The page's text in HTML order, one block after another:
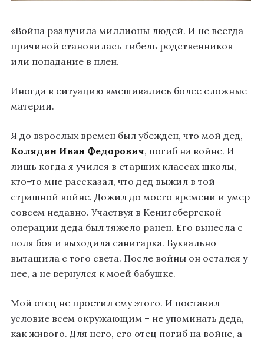
«Война разлучила миллионы людей. И не всегда
причиной становилась гибель родственников
или попадание в плен.
Иногда в ситуацию вмешивались более сложные
материи.
Я до взрослых времен был убежден, что мой дед,
Колядин Иван Федорович, погиб на войне. И
лишь когда я учился в старших классах школы,
кто-то мне рассказал, что дед выжил в той
страшной войне. Дожил до моего времени и умер
совсем недавно. Участвуя в Кенигсбергской
операции деда был тяжело ранен. Его вынесла с
поля боя и выходила санитарка. Буквально
вытащила с того света. После войны он остался у
нее, а не вернулся к моей бабушке.
Мой отец не простил ему этого. И поставил
условие всем окружающим – не упоминать деда,
как живого. Для него, его отец погиб на войне, а